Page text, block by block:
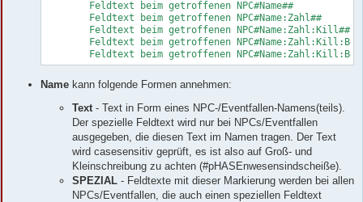
Feldtext beim getroffenen
Name kann folgende Formen annehmen:
Text - Text in Form eines NPC-/Eventfallen-Namens(teils).
Der spezielle Feldtext wird nur bei NPCs/Eventfallen
ausgegeben, die diesen Text im Namen tragen. Der Text
wird casesensitiv geprüft, es ist also auf Groß- und
Kleinschreibung zu achten (#pHASEnwesensindscheiße).
SPEZIAL - Feldtexte mit dieser Markierung werden bei allen
NPCs/Eventfallen, die auch einen speziellen Feldtext